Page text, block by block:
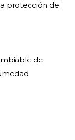
protección del
de